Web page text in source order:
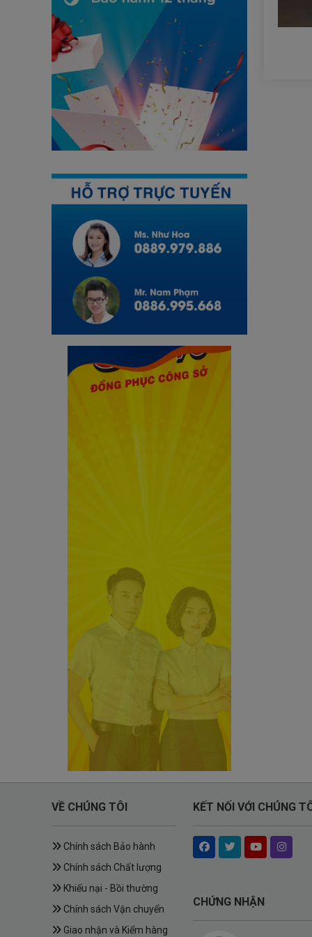
VỀ CHÚNG TÔI
Chính sách Bảo hành
Chính sách Chất lượng
Khiếu nại - Bồi thường
Chính sách Vận chuyển
Giao nhận và Kiểm hàng
KẾT NỐI VỚI CHÚNG
CHỨNG NHẬN